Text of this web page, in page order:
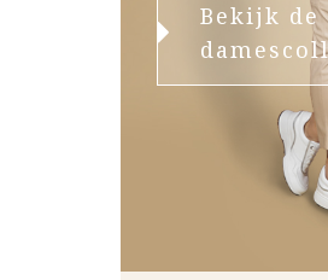
Bekijk de